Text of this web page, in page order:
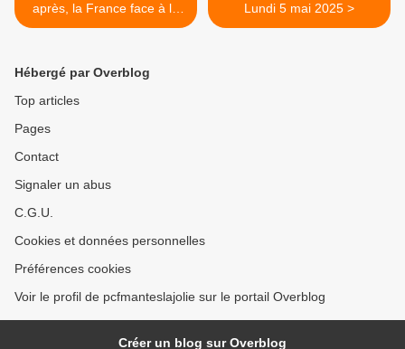
après, la France face à la
dette odieuse d’Haïti
Lundi 5 mai 2025 >
Hébergé par Overblog
Top articles
Pages
Contact
Signaler un abus
C.G.U.
Cookies et données personnelles
Préférences cookies
Voir le profil de pcfmanteslajolie sur le portail Overblog
Créer un blog sur Overblog